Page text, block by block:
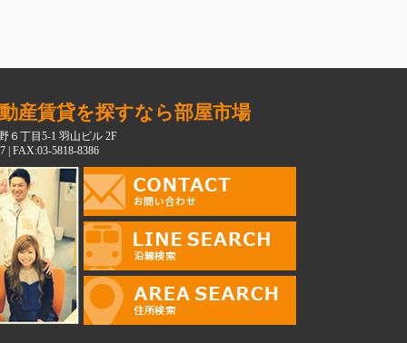
産賃貸を探すなら部屋市場
６丁目5-1 羽山ビル 2F
| FAX:03-5818-8386